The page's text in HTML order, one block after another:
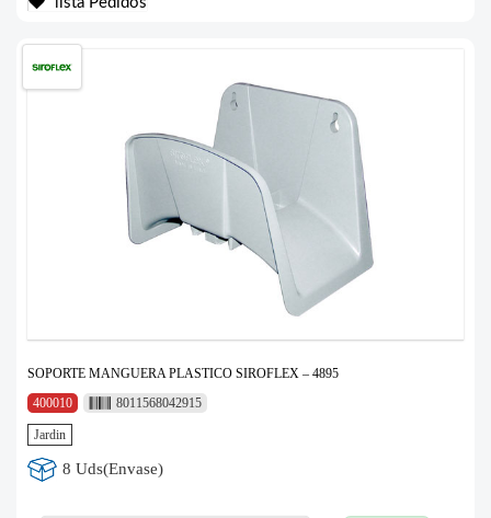
SOPORTE MANGUERA PLASTICO SIROFLEX – 4895
400010
8011568042915
Jardin
8 Uds(Envase)